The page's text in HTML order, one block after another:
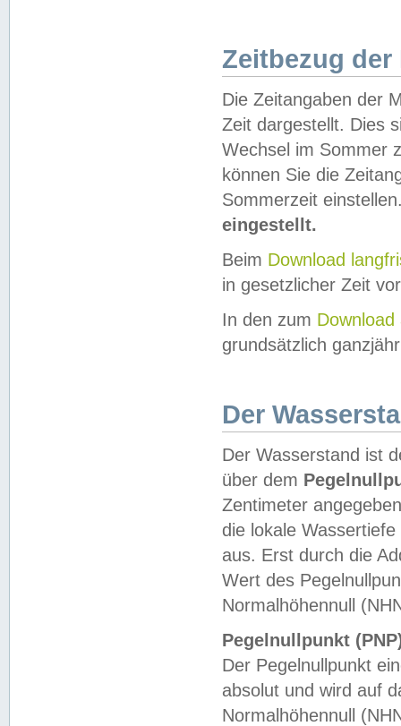
Zeitbezug der
Die Zeitangaben der
Zeit dargestellt. Dies
Wechsel im Sommer
können Sie die
Sommerzeit
eingestellt.
Beim Download
in gesetzlicher Zeit
In den zum Download
grundsätzlich
Der
Der Wasserstand ist
über dem
Zentimeter
die lokale
aus. Erst durch die
Wert des
Normalhöhennull
Pegelnullpunkt
Der Pegelnullpunkt
absolut und wird auf
Normalhöhennull